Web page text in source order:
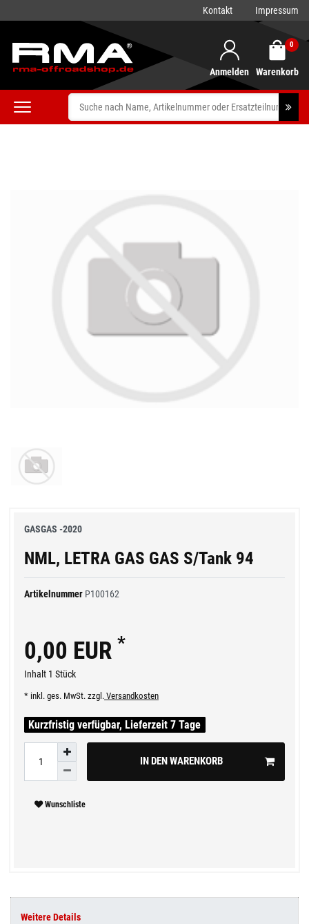
Kontakt Impressum
Anmelden
0
Warenkorb
GASGAS -2020
NML, LETRA GAS GAS S/Tank 94
Artikelnummer P100162
0,00 EUR *
Inhalt 1 Stück
* inkl. ges. MwSt. zzgl. Versandkosten
Kurzfristig verfügbar, Lieferzeit 7 Tage
IN DEN WARENKORB
Wunschliste
Weitere Details